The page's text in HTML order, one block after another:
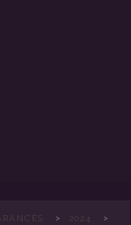
> 2024 >